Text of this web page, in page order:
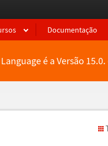
Documentação
é a Versão 15.0.